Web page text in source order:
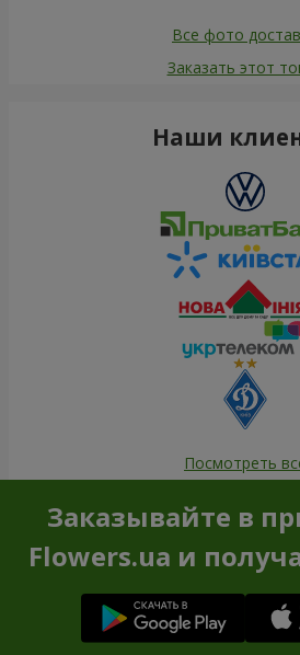
Все фото
Заказать этот
Наши
Посмотреть
Заказывайте в
Flowers.ua и